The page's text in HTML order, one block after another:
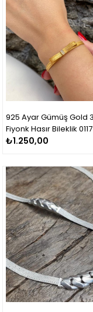
925 Ayar Gümüş Gold 3 Sıra
Fiyonk Hasır Bileklik 0117
₺1.250,00